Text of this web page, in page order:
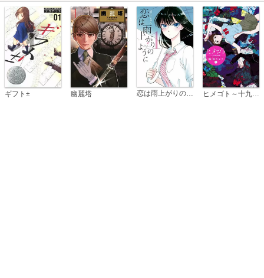
ギフト± 幽麗塔 恋は雨上がりのように